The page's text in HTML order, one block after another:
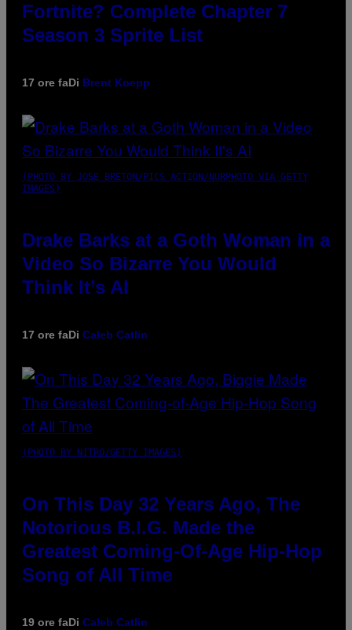
Fortnite? Complete Chapter 7
Season 3 Sprite List
17 ore faDi Brent Koepp
(PHOTO BY JOSE BRETON/PICS ACTION/NURPHOTO VIA GETTY
IMAGES)
Drake Barks at a Goth Woman in a
Video So Bizarre You Would
Think It’s AI
17 ore faDi Caleb Catlin
(PHOTO BY NITRO/GETTY IMAGES)
On This Day 32 Years Ago, The
Notorious B.I.G. Made the
Greatest Coming-Of-Age Hip-Hop
Song of All Time
19 ore faDi Caleb Catlin